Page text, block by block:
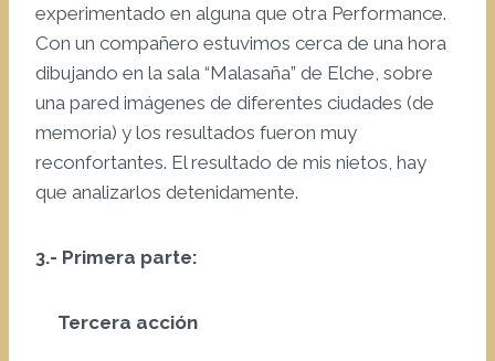
experimentado en alguna que otra Performance.
Con un compañero estuvimos cerca de una hora
dibujando en la sala “Malasaña” de Elche, sobre
una pared imágenes de diferentes ciudades (de
memoria) y los resultados fueron muy
reconfortantes. El resultado de mis nietos, hay
que analizarlos detenidamente.
3.- Primera parte:
Tercera acción